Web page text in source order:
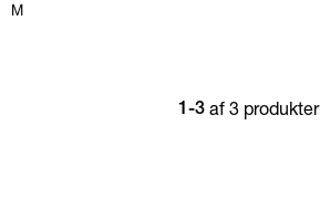
M
1-3 af 3 produkter